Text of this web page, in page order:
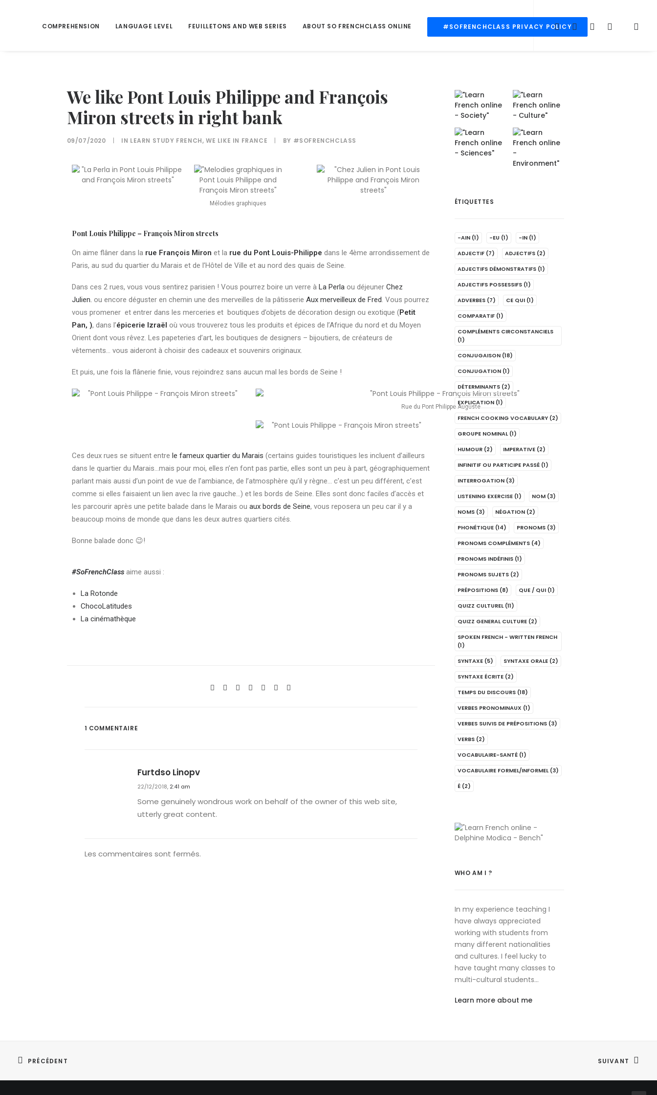
COMPREHENSION LANGUAGE LEVEL FEUILLETONS AND WEB SERIES ABOUT SO FRENCHCLASS ONLINE #SOFRENCHCLASS PRIVACY POLICY
We like Pont Louis Philippe and François
Miron streets in right bank
09/07/2020 | IN LEARN STUDY FRENCH, WE LIKE IN FRANCE | BY #SOFRENCHCLASS
Mélodies graphiques
Pont Louis Philippe – François Miron streets
On aime flâner dans larue François Miron et larue du Pont Louis-Philippe dans le 4ème arrondissement de
Paris, au sud du quartier du Marais et de l’Hôtel de Ville et au nord des quais de Seine.
Dans ces 2 rues, vous vous sentirez parisien ! Vous pourrez boire un verre à La Perla ou déjeuner Chez
Julien. ou encore déguster en chemin une des merveilles de la pâtisserie Aux merveilleux de Fred. Vous pourrez
vous promener et entrer dans les merceries et boutiques d’objets de décoration design ou exotique (Petit
Pan, ), dans l’épicerie Izraël où vous trouverez tous les produits et épices de l’Afrique du nord et du Moyen
Orient dont vous rêvez. Les papeteries d’art, les boutiques de designers – bijoutiers, de créateurs de
vêtements… vous aideront à choisir des cadeaux et souvenirs originaux.
Et puis, une fois la flânerie finie, vous rejoindrez sans aucun mal les bords de Seine !
Rue du Pont Philippe Auguste
Ces deux rues se situent entre le fameux quartier du Marais (certains guides touristiques les incluent d’ailleurs
dans le quartier du Marais…mais pour moi, elles n’en font pas partie, elles sont un peu à part, géographiquement
parlant mais aussi d’un point de vue de l’ambiance, de l’atmosphère qu’il y règne… c’est un peu différent, c’est
comme si elles faisaient un lien avec la rive gauche…) et les bords de Seine. Elles sont donc faciles d’accès et
les parcourir après une petite balade dans le Marais ou aux bords de Seine, vous reposera un peu car il y a
beaucoup moins de monde que dans les deux autres quartiers cités.
Bonne balade donc 😉!
#SoFrenchClassaime aussi :
La Rotonde
ChocoLatitudes
La cinémathèque
1 COMMENTAIRE
Furtdso Linopv
22/12/2018, 2:41 am
Some genuinely wondrous work on behalf of the owner of this web site,
utterly great content.
Les commentaires sont fermés.
ÉTIQUETTES
-AIN(1) -EU (1) -IN(1)
ADJECTIF(7) ADJECTIFS(2)
ADJECTIFS DÉMONSTRATIFS(1)
ADJECTIFS POSSESSIFS(1)
ADVERBES(7) CE QUI(1)
COMPARATIF(1)
COMPLÉMENTS CIRCONSTANCIELS
(1)
CONJUGAISON(18)
CONJUGATION(1)
DÉTERMINANTS(2)
EXPLICATION(1)
FRENCH COOKING VOCABULARY(2)
GROUPE NOMINAL(1)
HUMOUR(2) IMPERATIVE(2)
INFINITIF OU PARTICIPE PASSÉ(1)
INTERROGATION(3)
LISTENING EXERCISE(1) NOM(3)
NOMS(3) NÉGATION(2)
PHONÉTIQUE(14) PRONOMS(3)
PRONOMS COMPLÉMENTS(4)
PRONOMS INDÉFINIS(1)
PRONOMS SUJETS(2)
PRÉPOSITIONS(8) QUE / QUI(1)
QUIZZ CULTUREL(11)
QUIZZ GENERAL CULTURE(2)
SPOKEN FRENCH - WRITTEN FRENCH
(1)
SYNTAXE(5) SYNTAXE ORALE(2)
SYNTAXE ÉCRITE(2)
TEMPS DU DISCOURS(18)
VERBES PRONOMINAUX (1)
VERBES SUIVIS DE PRÉPOSITIONS(3)
VERBS(2)
VOCABULAIRE-SANTÉ(1)
VOCABULAIRE FORMEL/INFORMEL(3)
É(2)
WHO AM I ?
In my experience teaching I
have always appreciated
working with students from
many different nationalities
and cultures. I feel lucky to
have taught many classes to
multi-cultural students…
Learn more about me
PRÉCÉDENT SUIVANT